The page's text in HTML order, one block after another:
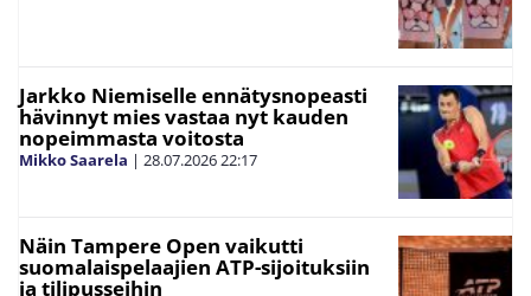
Jarkko Niemiselle ennätysnopeasti
hävinnyt mies vastaa nyt kauden
nopeimmasta voitosta
Mikko Saarela | 28.07.202622:17
Näin Tampere Open vaikutti
suomalaispelaajien ATP-sijoituksiin
ja tilipusseihin